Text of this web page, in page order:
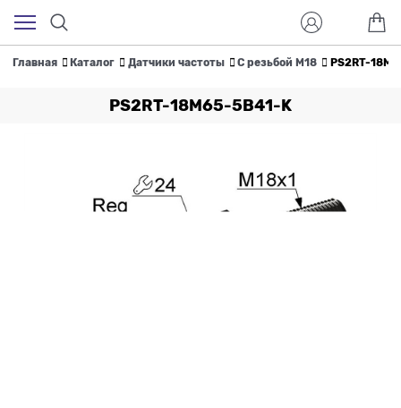
Главная Каталог Датчики частоты С резьбой M18 PS2RT-
PS2RT-18M65-5B41-K